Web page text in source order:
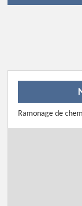
Ramonage de